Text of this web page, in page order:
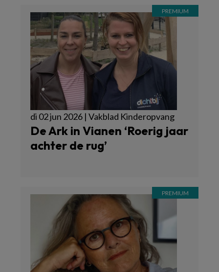
di 02 jun 2026 | Vakblad Kinderopvang
De Ark in Vianen ‘Roerig jaar
achter de rug’